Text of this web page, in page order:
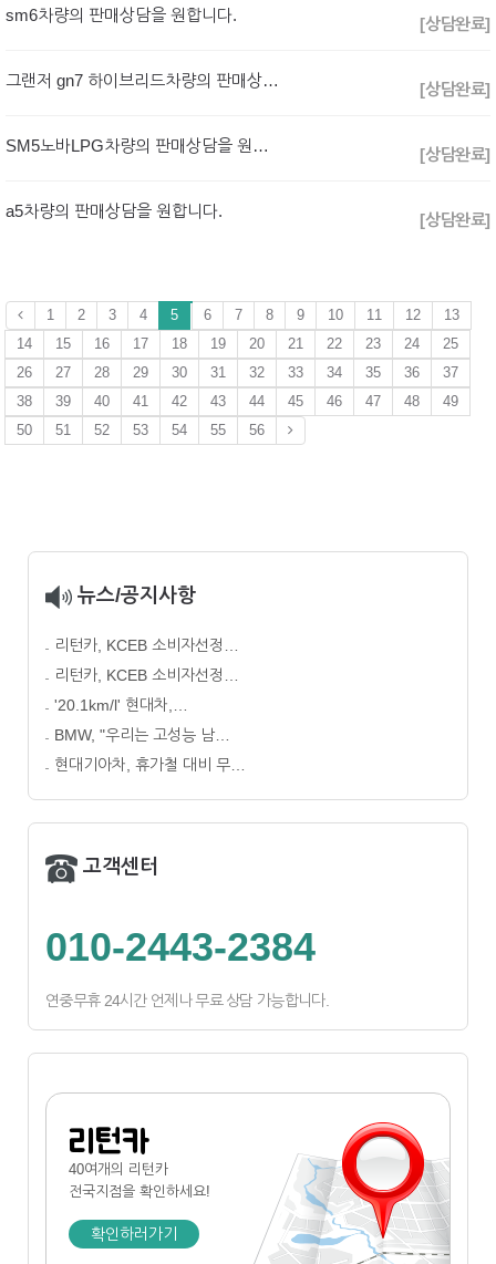
sm6차량의 판매상담을 원합니다. [상담완료]
그랜저 gn7 하이브리드차량의 판매상담을 원합니다. [상담완료]
SM5노바LPG차량의 판매상담을 원합니다. [상담완료]
a5차량의 판매상담을 원합니다. [상담완료]
1 2 3 4 5 6 7 8 9 10 11 12
13
14
15 16 17 18 19 20 21 22 23 24
25
26
27 28 29 30 31 32 33 34 35 36
37
38
39 40 41 42 43 44 45 46 47 48
49
50
51 52 53 54 55 56
뉴스/공지사항
리턴카, KCEB 소비자선정…
리턴카, KCEB 소비자선정…
'20.1km/l' 현대차,…
BMW, "우리는 고성능 남…
현대기아차, 휴가철 대비 무…
고객센터
010-2443-2384
연중무휴 24시간 언제나 무료 상담 가능합니다.
리턴카
40여개의 리턴카
전국지점을 확인하세요!
확인하러가기